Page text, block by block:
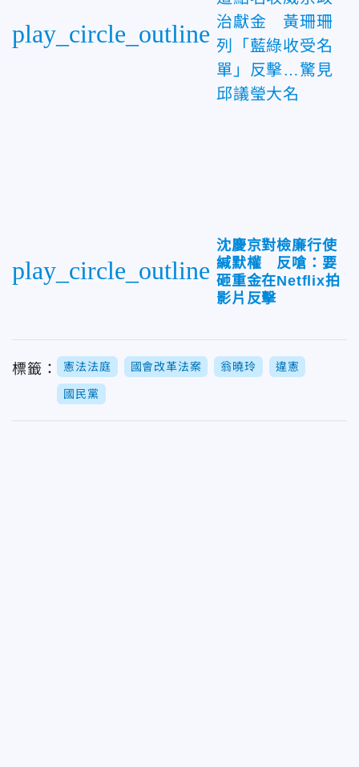
play_circle_outline 治獻金 黃珊珊
列「藍綠收受名
單」反擊…驚見
邱議瑩大名
play_circle_outline
沈慶京對檢廉行使
緘默權 反嗆：要
砸重金在Netflix拍
影片反擊
標籤： 憲法法庭 國會改革法案 翁曉玲 違憲
國民黨